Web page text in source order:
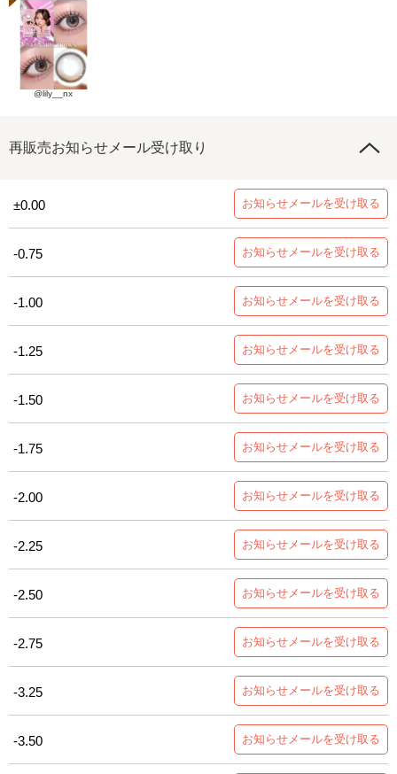
@lily__nx
再販売お知らせメール受け取り
±0.00 お知らせメールを受け取る
-0.75 お知らせメールを受け取る
-1.00 お知らせメールを受け取る
-1.25 お知らせメールを受け取る
-1.50 お知らせメールを受け取る
-1.75 お知らせメールを受け取る
-2.00 お知らせメールを受け取る
-2.25 お知らせメールを受け取る
-2.50 お知らせメールを受け取る
-2.75 お知らせメールを受け取る
-3.25 お知らせメールを受け取る
-3.50 お知らせメールを受け取る